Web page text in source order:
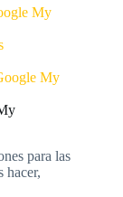
My
My
para las
hacer,